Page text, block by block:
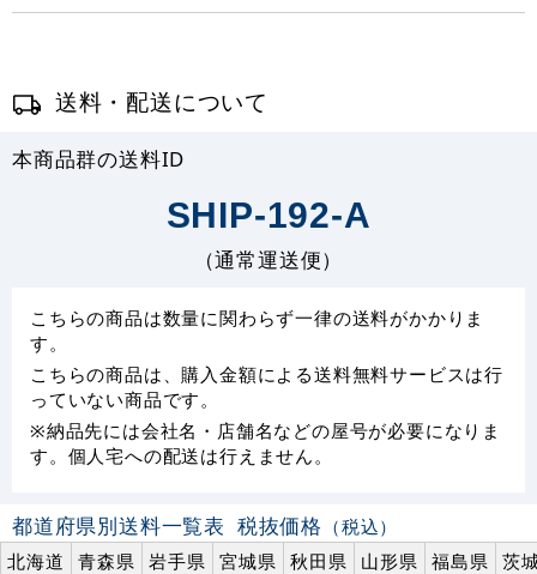
送料・配送について
本商品群の送料ID
SHIP-192-A
（通常運送便）
こちらの商品は数量に関わらず一律の送料がかかりま
す。
こちらの商品は、購入金額による送料無料サービスは行
っていない商品です。
※納品先には会社名・店舗名などの屋号が必要になりま
す。個人宅への配送は行えません。
都道府県別送料一覧表 税抜価格 （税込）
北海道
青森県 岩手県 宮城県 秋田県 山形県 福島県 茨